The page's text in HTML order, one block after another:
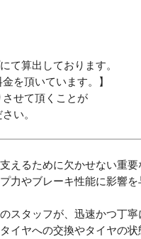
て算出しております。
を頂いています。】
せて頂くことが
い。
えるために欠かせない重要
力やブレーキ性能に影響を
スタッフが、迅速かつ丁寧
イヤへの交換やタイヤの状